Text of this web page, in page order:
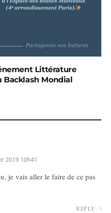
Littérature
Backlash Mondial
2019 10h41
je vais aller le faire de ce pas
REPLY